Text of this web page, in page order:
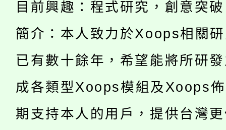
車」活動
桃園市115學年度學生
生本土語及新住民語歌
公告本校115學年度第
代理(課)教師甄選結果(
公告本校115學年度第
代理(課)教師甄選結果(
轉知中國文化大學推廣
《TA101》溝通分析基
轉知苗栗縣政府辦理
目前興趣：程式研究，創意突
簡介：本人致力於Xoops相關
已有數十餘年，希望能將所研
成各類型Xoops模組及Xoops
期支持本人的用戶，提供台灣